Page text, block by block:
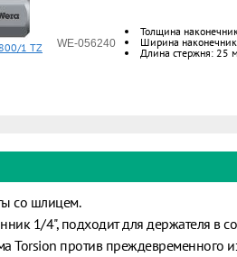
1 TZ
WE-056240
Толщина
Ширина
Длина стержня: 25
со шлицем.
1/4", подходит для держателя в
Torsion против преждевременного